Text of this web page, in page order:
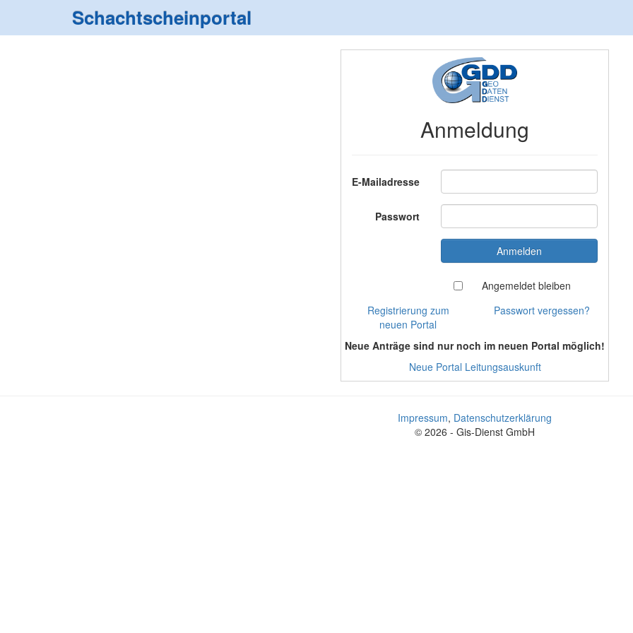
Schachtscheinportal
Anmeldung
E-Mailadresse
Passwort
Angemeldet bleiben
Registrierung zum
neuen Portal
Passwort vergessen?
Neue Anträge sind nur noch im neuen Portal möglich!
Neue Portal Leitungsauskunft
Impressum, Datenschutzerklärung
© 2026 - Gis-Dienst GmbH